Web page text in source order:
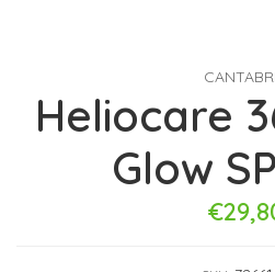
Heliocare
Glow